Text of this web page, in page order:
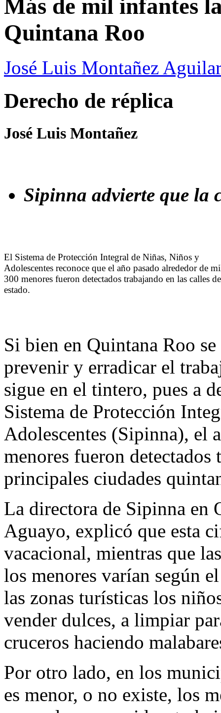
Más de mil infantes
Quintana Roo
José Luis Montañez Aguilar
Derecho de réplica
José Luis Montañez
Sipinna advierte que la
El Sistema de Protección Integral de Niñas, Niños y
Adolescentes reconoce que el año pasado alrededor de
300 menores fueron detectados trabajando en las calles
estado.
Si bien en Quintana Roo
prevenir y erradicar el
sigue en el tintero, pues a
Sistema de Protección
Adolescentes (Sipinna), el
menores fueron detectados
principales ciudades
La directora de Sipinna en
Aguayo, explicó que esta
vacacional, mientras que
los menores varían según
las zonas turísticas los
vender dulces, a limpiar
cruceros haciendo
Por otro lado, en los
es menor, o no existe, los